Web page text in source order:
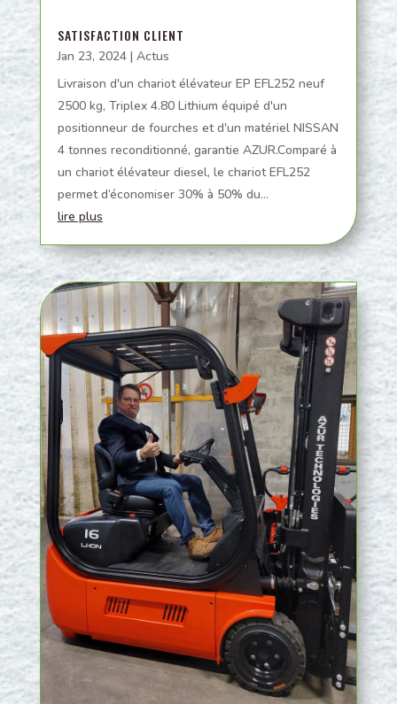
SATISFACTION CLIENT
Jan 23, 2024| Actus
Livraison d'un chariot élévateur EP EFL252 neuf
2500 kg, Triplex 4.80 Lithium équipé d'un
positionneur de fourches et d'un matériel NISSAN
4 tonnes reconditionné, garantie AZUR.Comparé à
un chariot élévateur diesel, le chariot EFL252
permet d’économiser 30% à 50% du...
lire plus